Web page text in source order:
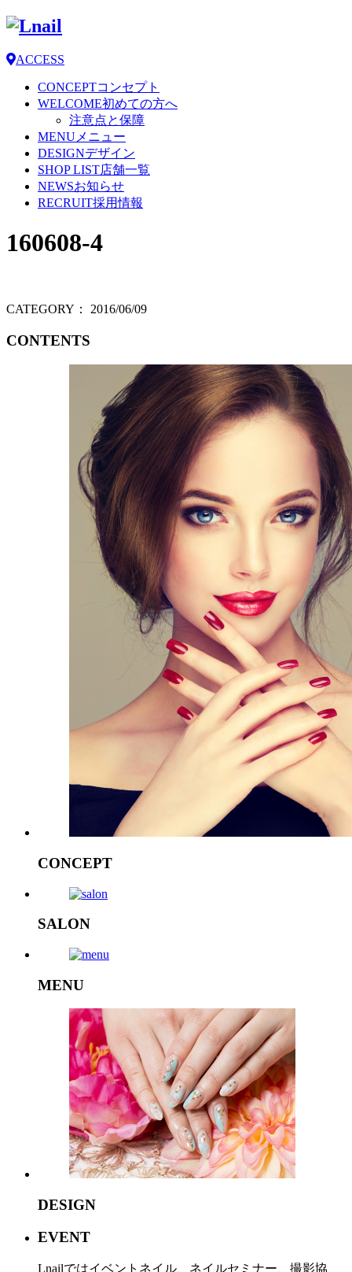
ACCESS
CONCEPTコンセプト
WELCOME初めての方へ
注意点と保障
MENU メニュー
DESIGNデザイン
SHOP LIST店舗一覧
NEWSお知らせ
RECRUIT採用情報
160608-4
CATEGORY： 2016/06/09
CONTENTS
CONCEPT
SALON
MENU
DESIGN
EVENT
Lnailではイベントネイル、ネイルセミナー、撮影協